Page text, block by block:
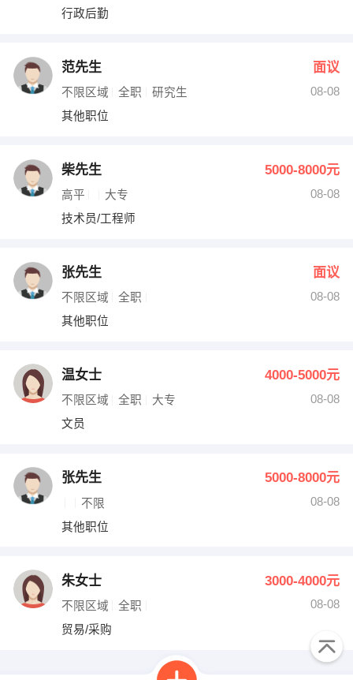
行政后勤
范先生 面议
不限区域 全职 研究生
08-08
其他职位
柴先生 5000-8000元
高平 大专
08-08
技术员/工程师
张先生 面议
不限区域 全职
08-08
其他职位
温女士 4000-5000元
不限区域 全职 大专
08-08
文员
张先生 5000-8000元
不限
08-08
其他职位
朱女士 3000-4000元
不限区域 全职
08-08
贸易/采购